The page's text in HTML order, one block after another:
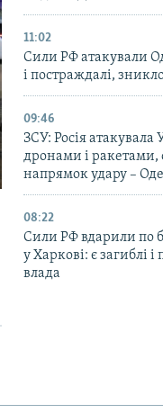
11:02
Сили РФ атакували
і постраждалі,
09:46
ЗСУ: Росія атакувала
дронами і ракетами,
напрямок удару –
08:22
Сили РФ вдарили по
у Харкові: є загиблі і
влада